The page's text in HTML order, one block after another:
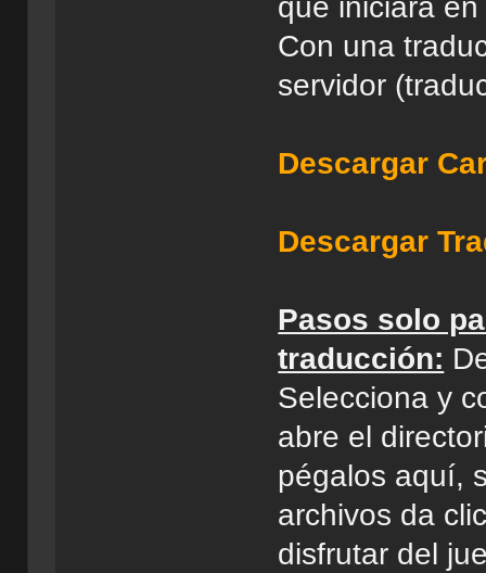
que iniciara
Con una
servidor
Descargar
Descargar
Pasos solo
traducción:
Selecciona y
abre el
pégalos aquí,
archivos da
disfrutar del